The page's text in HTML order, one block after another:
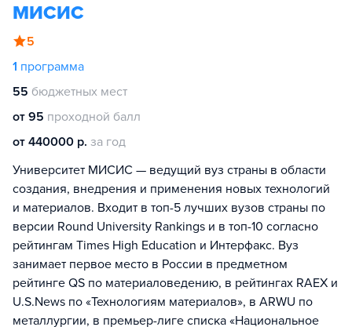
МИСИС
5
1 программа
55 бюджетных мест
от 95 проходной балл
от 440000 р. за год
Университет МИСИС — ведущий вуз страны в области
создания, внедрения и применения новых технологий
и материалов. Входит в топ-5 лучших вузов страны по
версии Round University Rankings и в топ-10 согласно
рейтингам Times High Education и Интерфакс. Вуз
занимает первое место в России в предметном
рейтинге QS по материаловедению, в рейтингах RAEX и
U.S.News по «Технологиям материалов», в ARWU по
металлургии, в премьер-лиге списка «Национальное